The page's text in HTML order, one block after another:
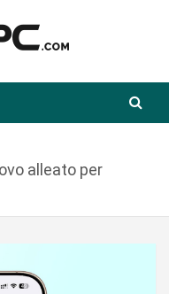
alleato per